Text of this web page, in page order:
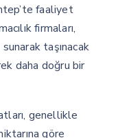
faaliyet
firmaları,
taşınacak
daha doğru bir
genellikle
göre